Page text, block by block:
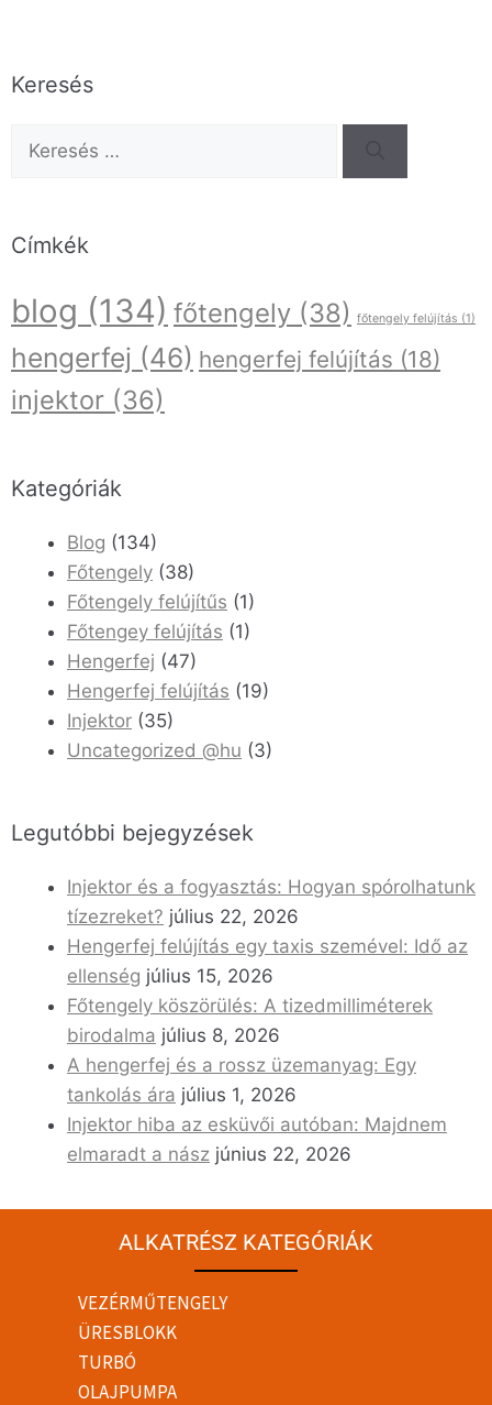
Keresés
Címkék
blog (134) főtengely (38) főtengely felújítás (1)
hengerfej (46) hengerfej felújítás (18)
injektor (36)
Kategóriák
Blog (134)
Főtengely (38)
Főtengely felújítűs (1)
Főtengey felújítás (1)
Hengerfej (47)
Hengerfej felújítás (19)
Injektor (35)
Uncategorized @hu (3)
Legutóbbi bejegyzések
Injektor és a fogyasztás: Hogyan spórolhatunk
tízezreket? július 22, 2026
Hengerfej felújítás egy taxis szemével: Idő az
ellenség július 15, 2026
Főtengely köszörülés: A tizedmilliméterek
birodalma július 8, 2026
A hengerfej és a rossz üzemanyag: Egy
tankolás ára július 1, 2026
Injektor hiba az esküvői autóban: Majdnem
elmaradt a nász június 22, 2026
ALKATRÉSZ KATEGÓRIÁK
VEZÉRMŰTENGELY
ÜRESBLOKK
TURBÓ
OLAJPUMPA